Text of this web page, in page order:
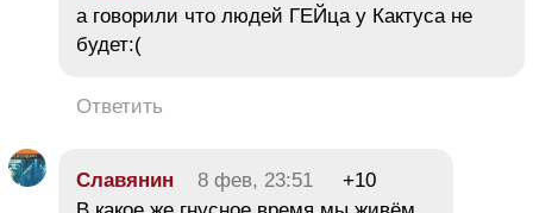
а говорили что людей ГЕЙца у Кактуса не
будет:(
Ответить
Славянин 8 фев, 23:51
+10